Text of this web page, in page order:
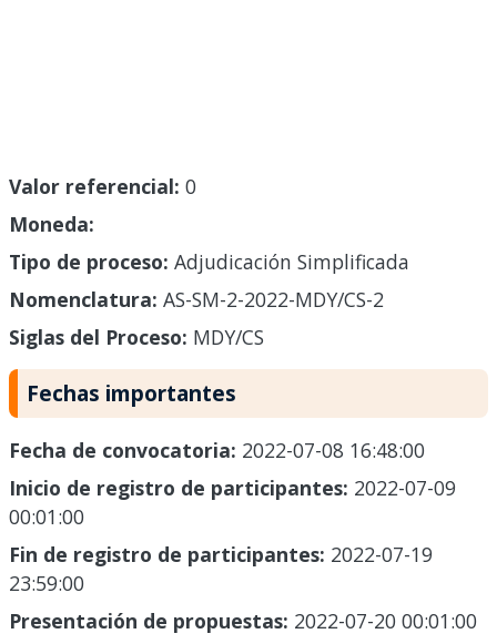
Valor referencial: 0
Moneda:
Tipo de proceso: Adjudicación Simplificada
Nomenclatura: AS-SM-2-2022-MDY/CS-2
Siglas del Proceso: MDY/CS
Fechas importantes
Fecha de convocatoria: 2022-07-08 16:48:00
Inicio de registro de participantes: 2022-07-09
00:01:00
Fin de registro de participantes: 2022-07-19
23:59:00
Presentación de propuestas: 2022-07-20 00:01:00